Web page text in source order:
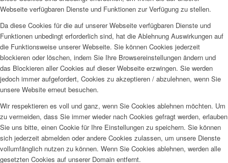
Webseite verfügbaren Dienste und Funktionen zur Verfügung zu stellen.
Da diese Cookies für die auf unserer Webseite verfügbaren Dienste und
Funktionen unbedingt erforderlich sind, hat die Ablehnung Auswirkungen auf
die Funktionsweise unserer Webseite. Sie können Cookies jederzeit
blockieren oder löschen, indem Sie Ihre Browsereinstellungen ändern und
das Blockieren aller Cookies auf dieser Webseite erzwingen. Sie werden
jedoch immer aufgefordert, Cookies zu akzeptieren / abzulehnen, wenn Sie
unsere Website erneut besuchen.
Wir respektieren es voll und ganz, wenn Sie Cookies ablehnen möchten. Um
zu vermeiden, dass Sie immer wieder nach Cookies gefragt werden, erlauben
Sie uns bitte, einen Cookie für Ihre Einstellungen zu speichern. Sie können
sich jederzeit abmelden oder andere Cookies zulassen, um unsere Dienste
vollumfänglich nutzen zu können. Wenn Sie Cookies ablehnen, werden alle
gesetzten Cookies auf unserer Domain entfernt.